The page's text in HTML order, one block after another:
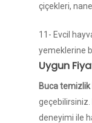
çiçekleri,
11- Evcil
yemeklerine
Uygun
Buca
geçebilirsiniz.
deneyimi ile